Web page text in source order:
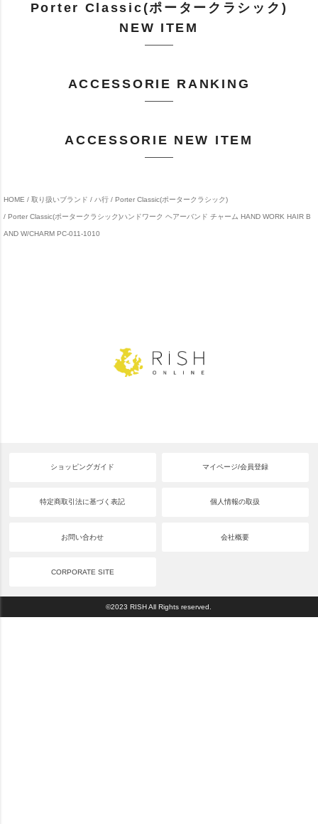
Porter Classic(ポータークラシック)
NEW ITEM
ACCESSORIE RANKING
ACCESSORIE NEW ITEM
HOME 取り扱いブランド ハ行 Porter Classic(ポータークラシック)
Porter Classic(ポータークラシック)ハンドワーク ヘアーバンド チャーム HAND WORK HAIR B
AND W/CHARM PC-011-1010
ショッピングガイド マイページ/会員登録
特定商取引法に基づく表記 個人情報の取扱
お問い合わせ 会社概要
CORPORATE SITE
©2023 RISH All Rights reserved.